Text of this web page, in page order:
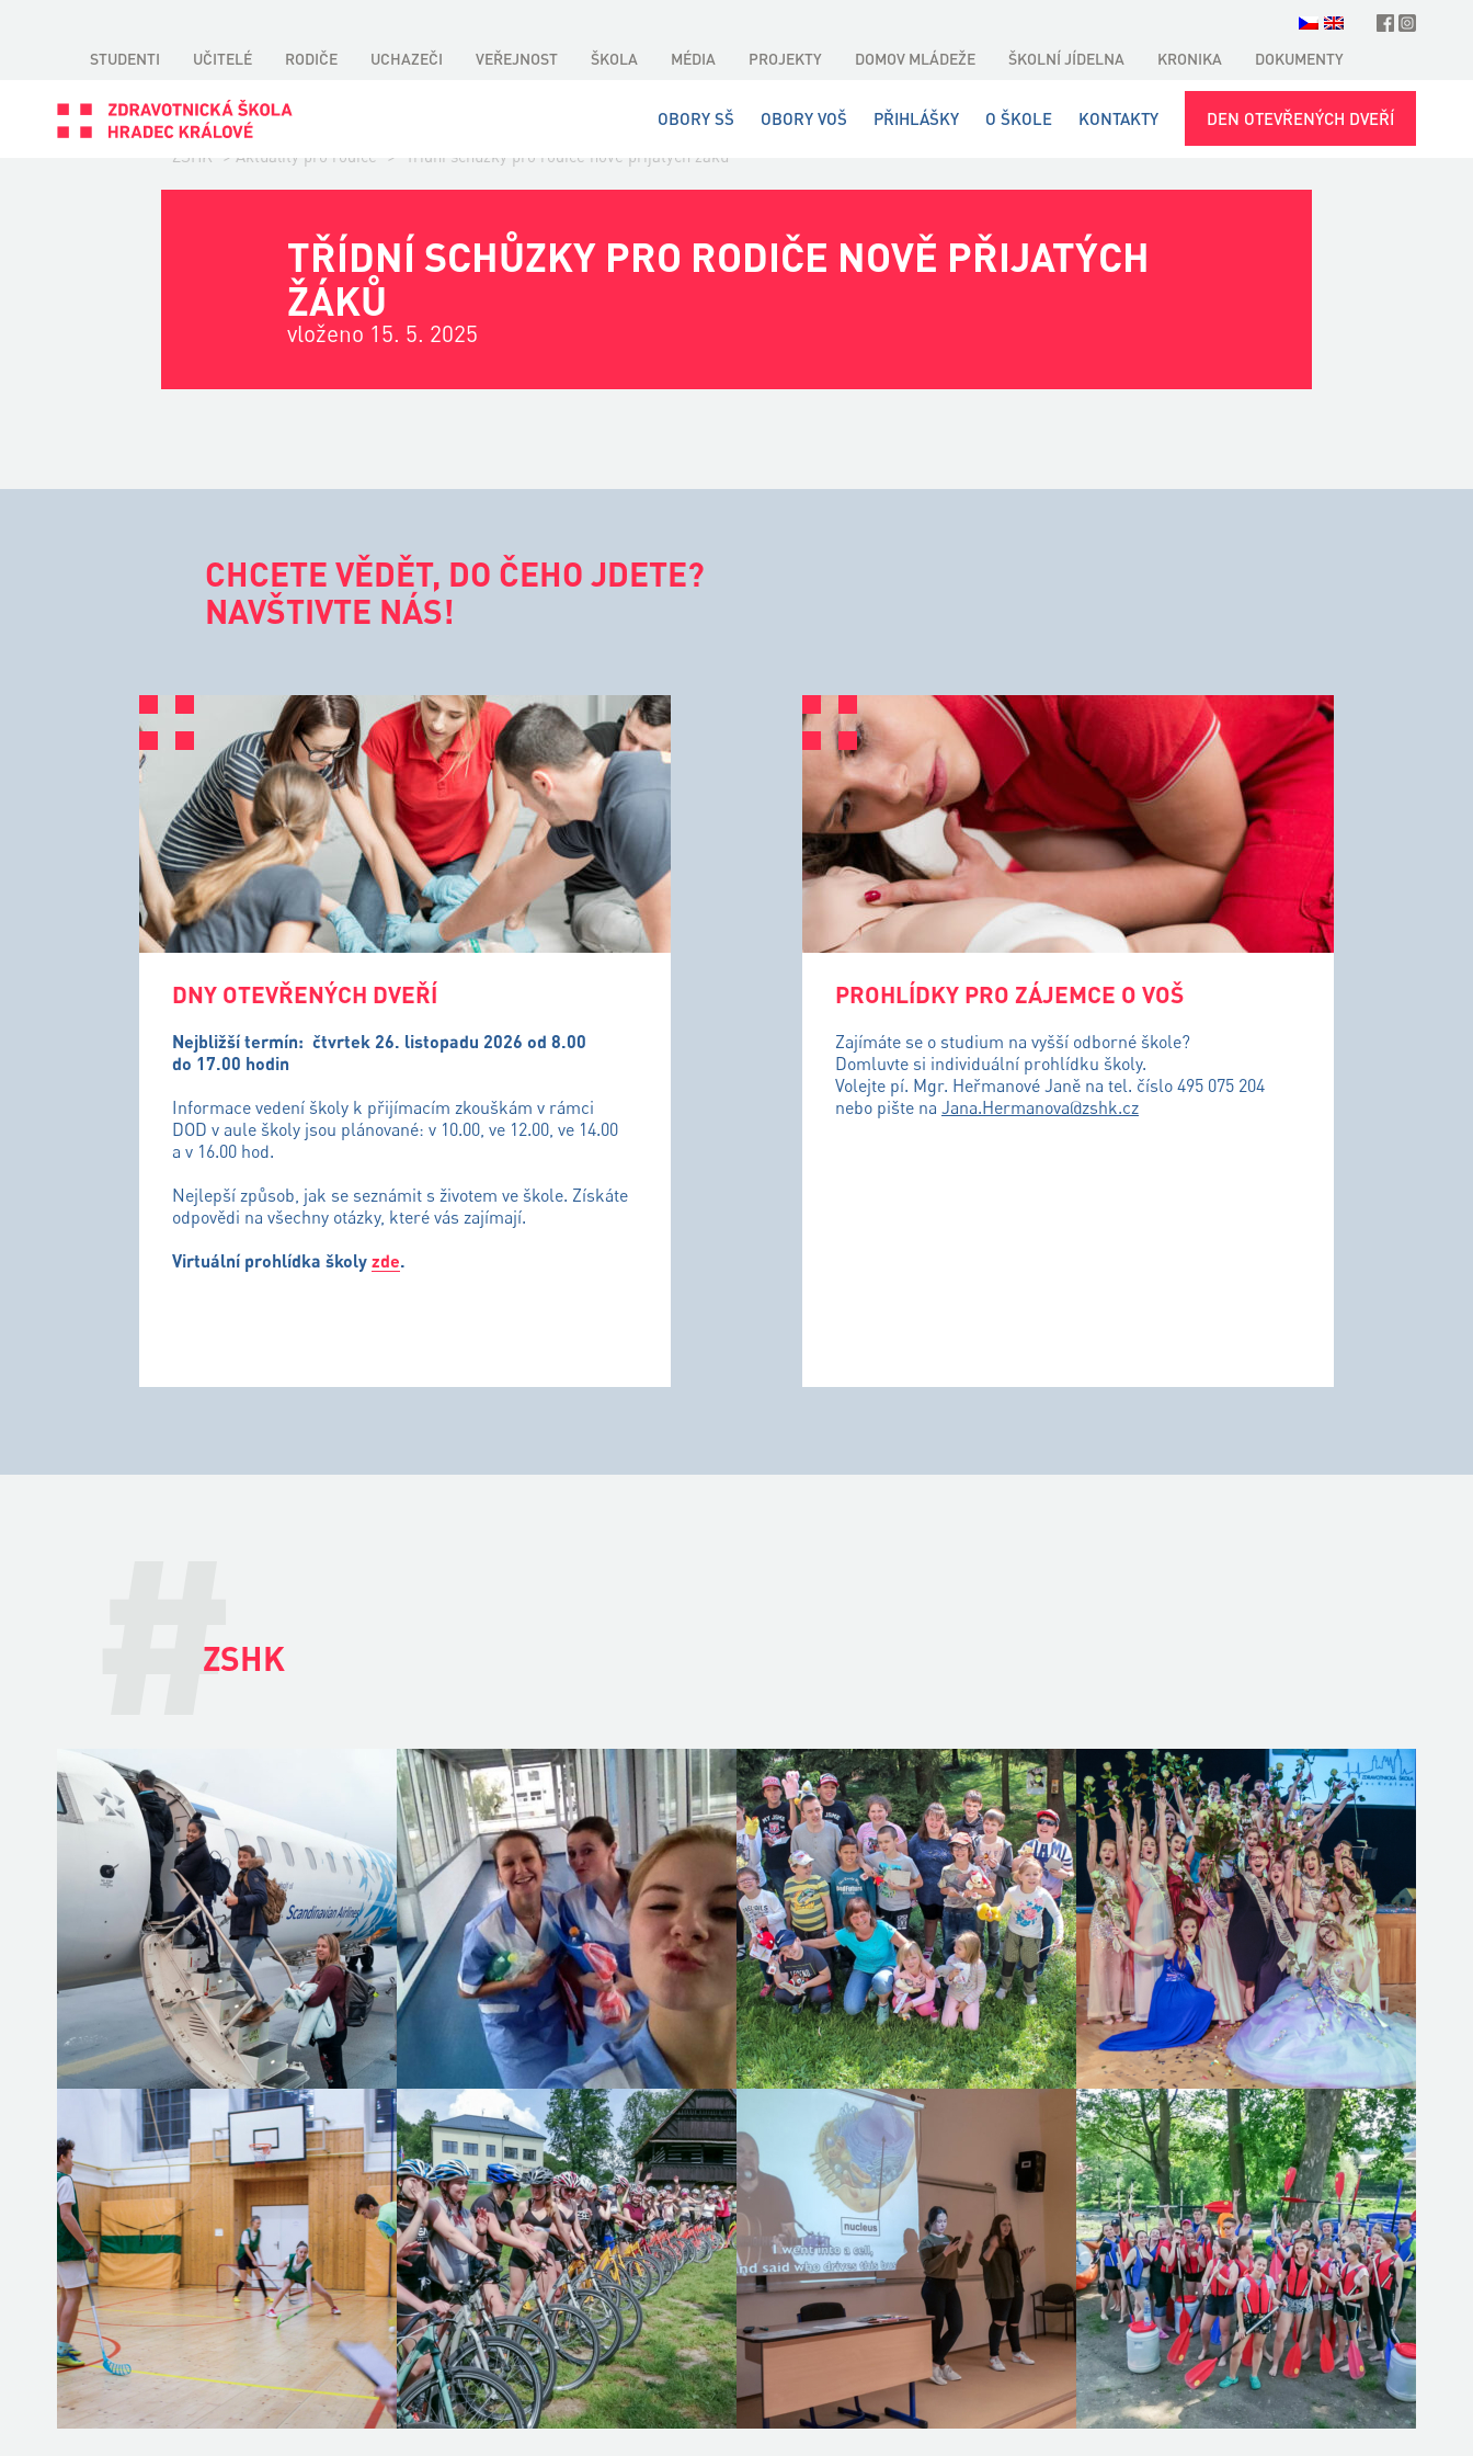
STUDENTI UČITELÉ RODIČE UCHAZEČI VEŘEJNOST ŠKOLA MÉDIA PROJEKTY DOMOV MLÁDEŽE ŠKOLNÍ JÍDELNA KRONIKA DOKUMENTY
OBORY SŠ OBORY VOŠ PŘIHLÁŠKY O ŠKOLE KONTAKTY
DEN OTEVŘENÝCH DVEŘÍ
ZSHK
> Aktuality pro rodiče > Třídní schůzky pro rodiče nově přijatých žáků
TŘÍDNÍ SCHŮZKY PRO RODIČE NOVĚ PŘIJATÝCH
ŽÁKŮ
vloženo 15. 5. 2025
CHCETE VĚDĚT, DO ČEHO JDETE?
NAVŠTIVTE NÁS!
DNY OTEVŘENÝCH DVEŘÍ
Nejbližší termín: čtvrtek 26. listopadu 2026 od 8.00
do 17.00 hodin
Informace vedení školy k přijímacím zkouškám v rámci
DOD v aule školy jsou plánované: v 10.00, ve 12.00, ve 14.00
a v 16.00 hod.
Nejlepší způsob, jak se seznámit s životem ve škole. Získáte
odpovědi na všechny otázky, které vás zajímají.
Virtuální prohlídka školy zde.
PROHLÍDKY PRO ZÁJEMCE O VOŠ
Zajímáte se o studium na vyšší odborné škole?
Domluvte si individuální prohlídku školy.
Volejte pí. Mgr. Heřmanové Janě na tel. číslo 495 075 204
nebo pište na Jana.Hermanova@zshk.cz
#
ZSHK